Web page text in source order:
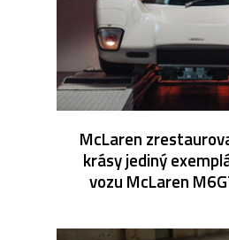
McLaren
krásy jediný
vozu McLaren